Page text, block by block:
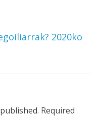
2020ko
Required